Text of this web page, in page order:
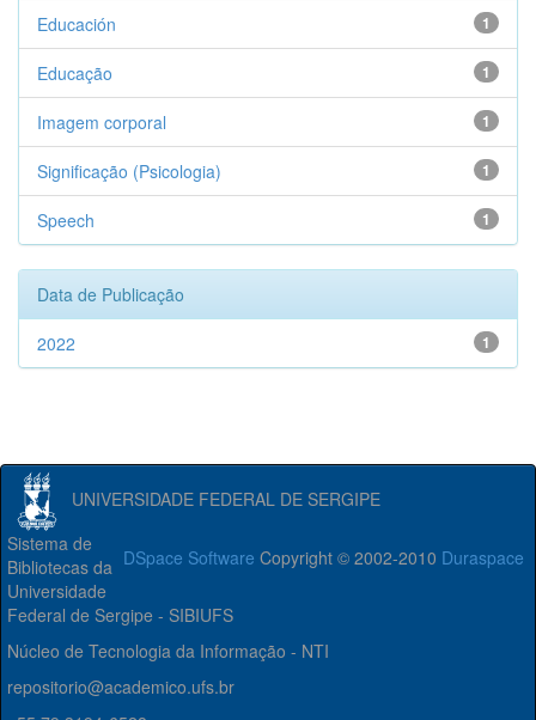
1
Educación
1
Educação
1
Imagem corporal
1
Significação (Psicologia)
1
Speech
Data de Publicação
1
2022
UNIVERSIDADE FEDERAL DE SERGIPE
DSpace Software Copyright © 2002-2010 Duraspace
Sistema de
Bibliotecas da
Universidade
Federal de Sergipe - SIBIUFS
Núcleo de Tecnologia da Informação - NTI
repositorio@academico.ufs.br